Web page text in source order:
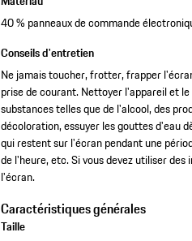
40 % panneaux de commande
Conseils d'entretien
Ne jamais toucher, frotter, frapper
prise de courant. Nettoyer l'appareil et
substances telles que de l'alcool, des
décoloration, essuyer les gouttes d'eau
qui restent sur l'écran pendant une
de l'heure, etc. Si vous devez utiliser
l'écran.
Caractéristiques générales
Taille